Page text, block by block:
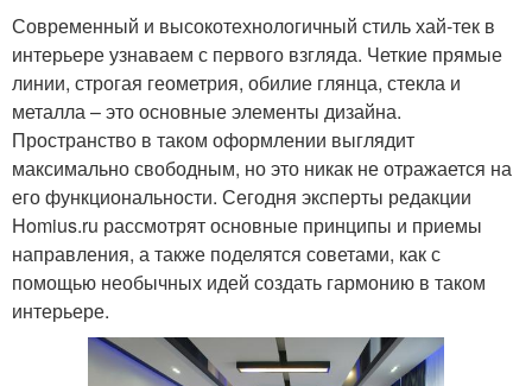
Современный и высокотехнологичный стиль хай-тек в
интерьере узнаваем с первого взгляда. Четкие прямые
линии, строгая геометрия, обилие глянца, стекла и
металла – это основные элементы дизайна.
Пространство в таком оформлении выглядит
максимально свободным, но это никак не отражается на
его функциональности. Сегодня эксперты редакции
Homius.ru рассмотрят основные принципы и приемы
направления, а также поделятся советами, как с
помощью необычных идей создать гармонию в таком
интерьере.